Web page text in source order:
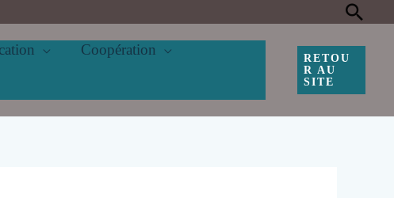
Coopération
RETOU
R AU
SITE